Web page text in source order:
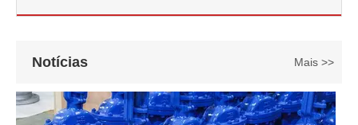
Notícias Mais >>